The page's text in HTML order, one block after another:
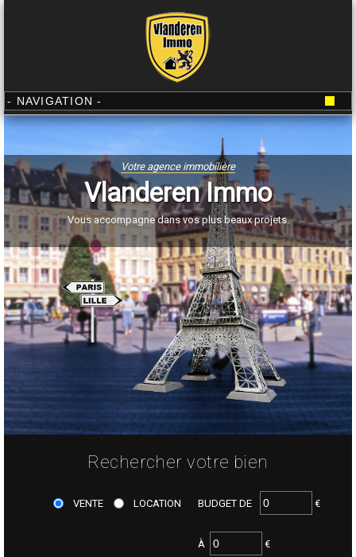
Votre agence immobilière
Vlanderen Immo
Vous accompagne dans vos plus beaux projets.
Rechercher votre bien
VENTE LOCATION BUDGET DE €
À €